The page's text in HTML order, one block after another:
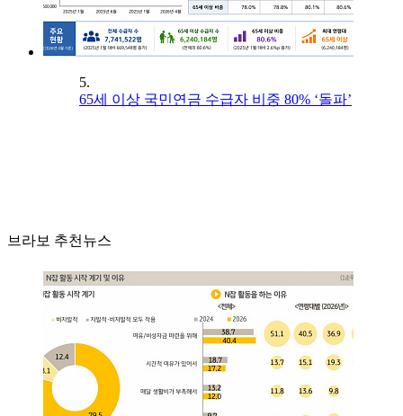
5.
65세 이상 국민연금 수급자 비중 80% ‘돌파’
브라보 추천뉴스